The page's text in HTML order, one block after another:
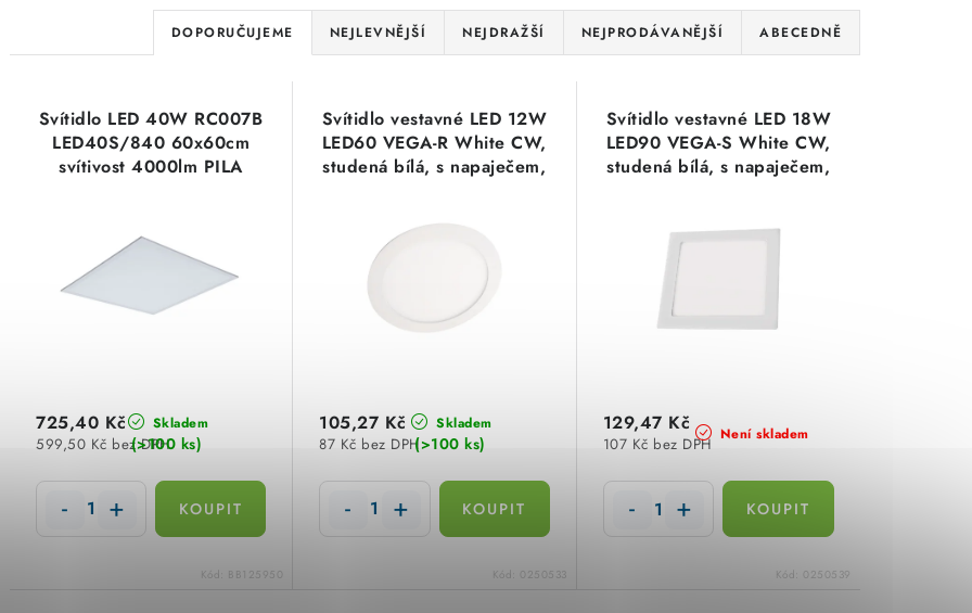
Ř
a
z
e
í
r
u
k
t
DOPORUČUJEME NEJLEVNĚJŠÍ NEJDRAŽŠÍ NEJPRODÁVANĚJŠÍ ABECEDNĚ
Svítidlo LED 40W RC007B
LED40S/840 60x60cm
svítivost 4000lm PILA
Skladem
(>100 ks)
599,50 Kč bez DPH
725,40 Kč
Kód: BB125950
Svítidlo vestavné LED 12W
LED60 VEGA-R White CW,
studená bílá, s napaječem,
Skladem
(>100 ks)
87 Kč bez DPH
105,27 Kč
Kód: 0250533
Svítidlo vestavné LED 18W
LED90 VEGA-S White CW,
studená bílá, s napaječem,
Není skladem
107 Kč bez DPH
129,47 Kč
Kód: 0250539